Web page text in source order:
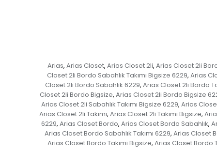
Arias, Arias Closet, Arias Closet 2li, Arias Closet 2li
Closet 2li Bordo Sabahlık Takımı Bigsize 6229, Arias
Closet 2li Bordo Sabahlık 6229, Arias Closet 2li Bordo
Closet 2li Bordo Bigsize, Arias Closet 2li Bordo Bigsize
Arias Closet 2li Sabahlık Takımı Bigsize 6229, Arias
Arias Closet 2li Takımı, Arias Closet 2li Takımı Bigsize,
6229, Arias Closet Bordo, Arias Closet Bordo Sabahlık,
Arias Closet Bordo Sabahlık Takımı 6229, Arias Closet
Arias Closet Bordo Takımı Bigsize, Arias Closet Bordo